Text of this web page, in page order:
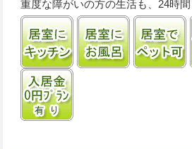
重度な障がいの方の生活も、24時
居室にキッチンあり
居室に風呂
入居金0円プランあり